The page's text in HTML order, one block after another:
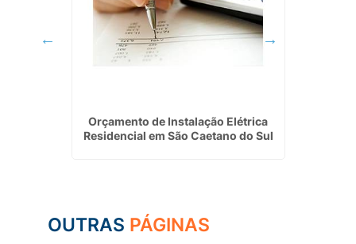
Orçamento de Instalação Elétrica
Residencial em São Caetano do Sul
OUTRAS PÁGINAS